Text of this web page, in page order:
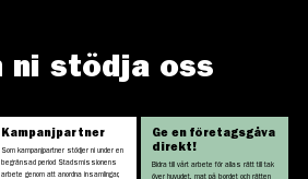
ni stödja oss
Kampanjpartner
Som kampanjpartner stödjer ni under en
begränsad period Stadsmissionens
arbete genom att anordna insamlingar,
Ge en företagsgåva
direkt!
Bidra till vårt arbete för allas rätt till tak
över huvudet, mat på bordet och rätten